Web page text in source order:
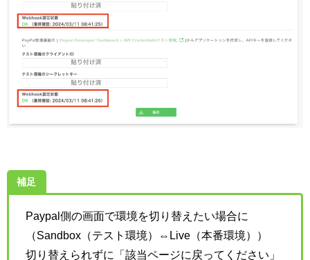
補足
Paypal側の画面で環境を切り替えたい場合に
（Sandbox（テスト環境）⇔Live（本番環境））
切り替えられずに「該当ページに戻ってください」